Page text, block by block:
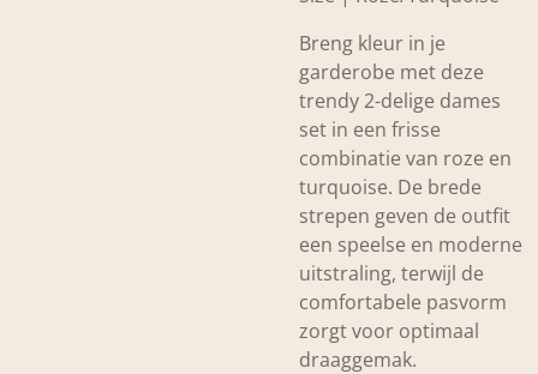
Breng kleur in je
garderobe met deze
trendy 2-delige dames
set in een frisse
combinatie van roze en
turquoise. De brede
strepen geven de outfit
een speelse en moderne
uitstraling, terwijl de
comfortabele pasvorm
zorgt voor optimaal
draaggemak.